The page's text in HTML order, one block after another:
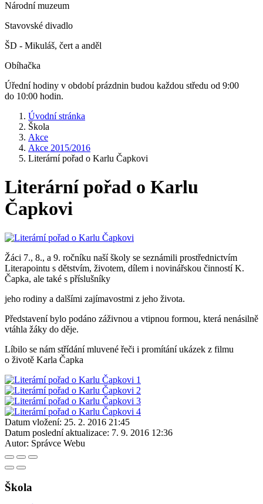
Národní muzeum
Stavovské divadlo
ŠD - Mikuláš, čert a anděl
Obíhačka
Úřední hodiny v období prázdnin budou každou středu od 9:00
do 10:00 hodin.
Úvodní stránka
Škola
Akce
Akce 2015/2016
Literární pořad o Karlu Čapkovi
Literární pořad o Karlu
Čapkovi
Žáci 7., 8., a 9. ročníku naší školy se seznámili prostřednictvím
Literapointu s dětstvím, životem, dílem i novinářskou činností K.
Čapka, ale také s příslušníky
jeho rodiny a dalšími zajímavostmi z jeho života.
Představení bylo podáno záživnou a vtipnou formou, která nenásilně
vtáhla žáky do děje.
Líbilo se nám střídání mluvené řeči i promítání ukázek z filmu
o životě Karla Čapka
Datum vložení: 25. 2. 2016 21:45
Datum poslední aktualizace: 7. 9. 2016 12:36
Autor: Správce Webu
Škola